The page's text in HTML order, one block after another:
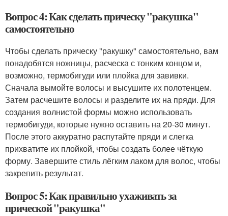
Вопрос 4: Как сделать прическу "ракушка"
самостоятельно
Чтобы сделать прическу "ракушку" самостоятельно, вам
понадобятся ножницы, расческа с тонким концом и,
возможно, термобигуди или плойка для завивки.
Сначала вымойте волосы и высушите их полотенцем.
Затем расчешите волосы и разделите их на пряди. Для
создания волнистой формы можно использовать
термобигуди, которые нужно оставить на 20-30 минут.
После этого аккуратно распутайте пряди и слегка
прихватите их плойкой, чтобы создать более чёткую
форму. Завершите стиль лёгким лаком для волос, чтобы
закрепить результат.
Вопрос 5: Как правильно ухаживать за
прической "ракушка"